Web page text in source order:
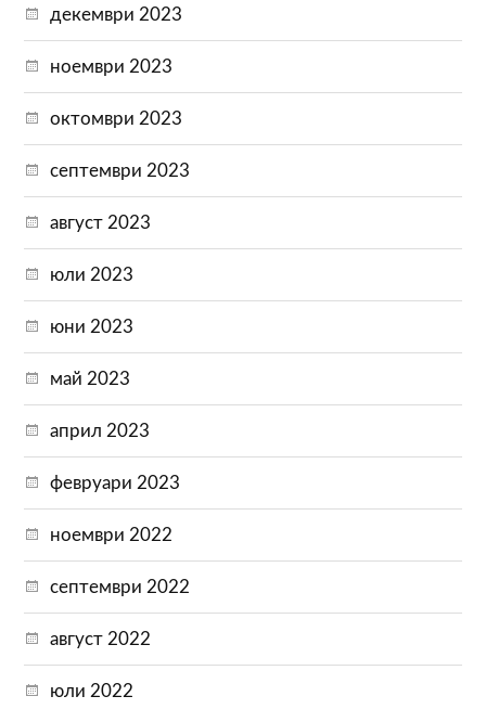
декември 2023
ноември 2023
октомври 2023
септември 2023
август 2023
юли 2023
юни 2023
май 2023
април 2023
февруари 2023
ноември 2022
септември 2022
август 2022
юли 2022